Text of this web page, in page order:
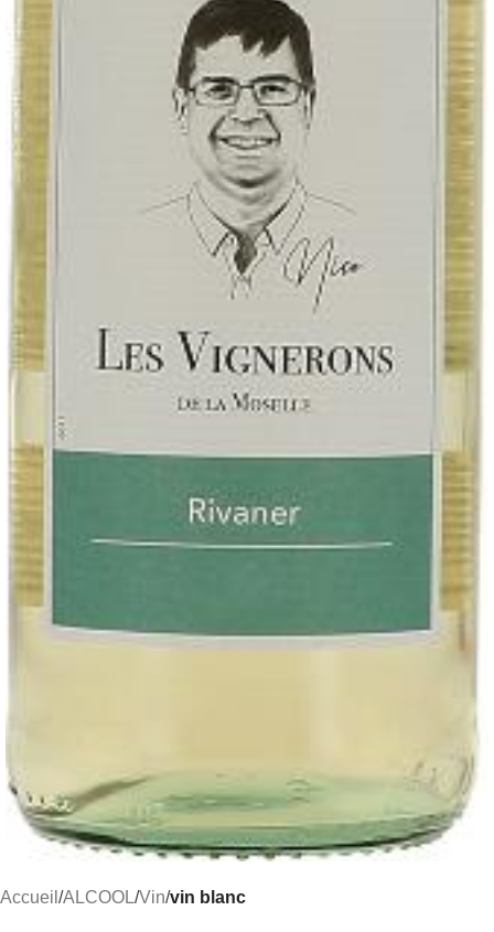
Accueil ALCOOL Vin vin blanc